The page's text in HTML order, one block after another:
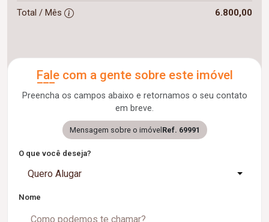
Total / Mês 6.800,00
Fale com a gente sobre este imóvel
Preencha os campos abaixo e retornamos o seu contato
em breve.
Mensagem sobre o imóvelRef. 69991
O que você deseja?
Quero Alugar
Nome